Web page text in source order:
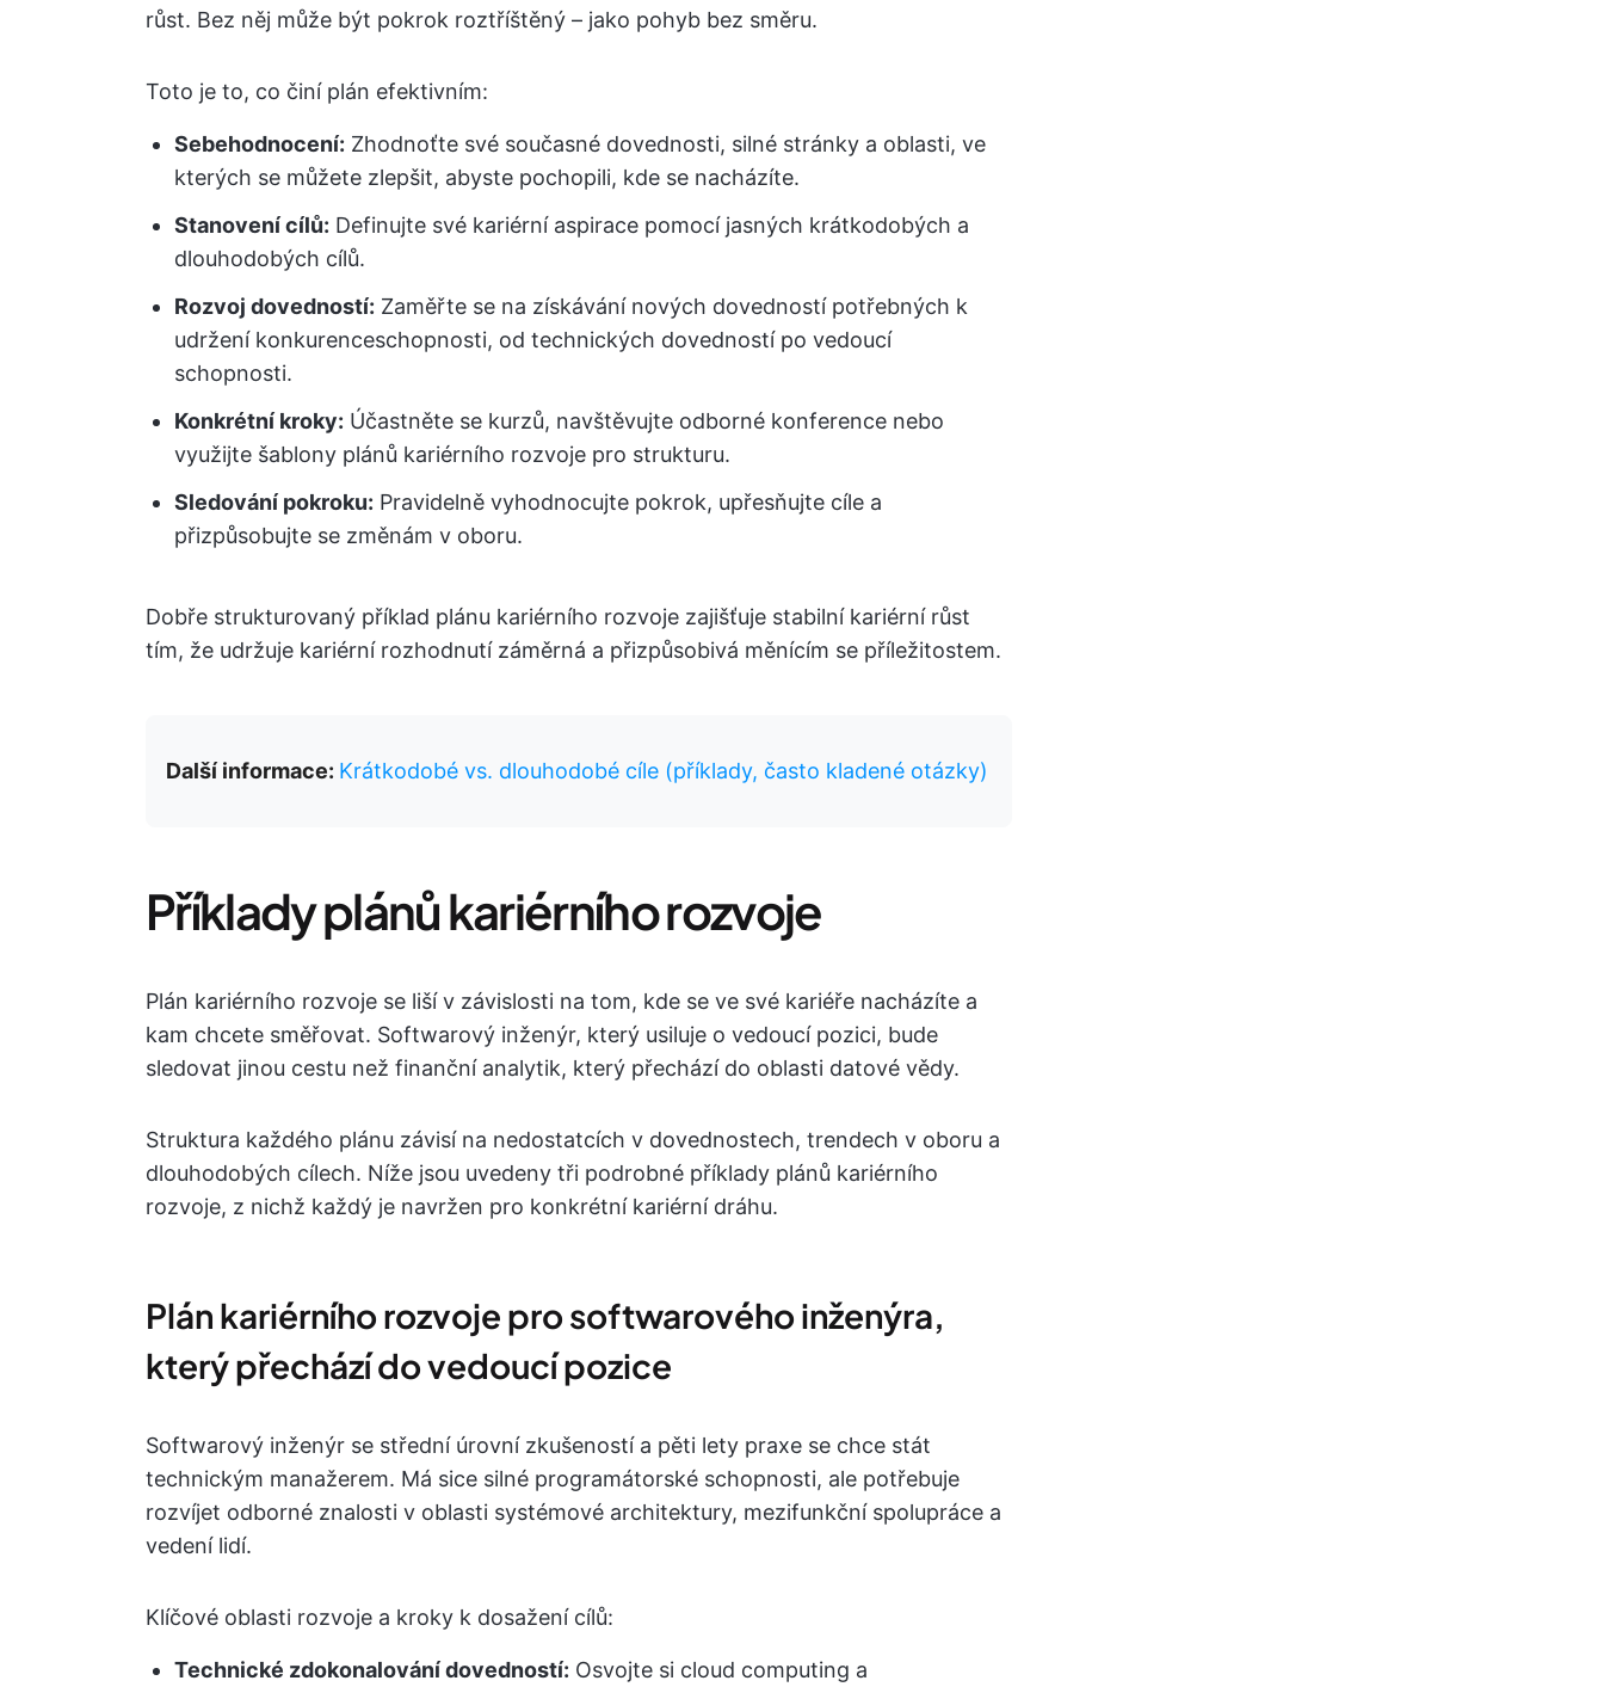
růst. Bez něj může být pokrok roztříštěný – jako pohyb bez směru.
Toto je to, co činí plán efektivním:
Sebehodnocení: Zhodnoťte své současné dovednosti, silné stránky a oblasti, ve
kterých se můžete zlepšit, abyste pochopili, kde se nacházíte.
Stanovení cílů: Definujte své kariérní aspirace pomocí jasných krátkodobých a
dlouhodobých cílů.
Rozvoj dovedností: Zaměřte se na získávání nových dovedností potřebných k
udržení konkurenceschopnosti, od technických dovedností po vedoucí
schopnosti.
Konkrétní kroky: Účastněte se kurzů, navštěvujte odborné konference nebo
využijte šablony plánů kariérního rozvoje pro strukturu.
Sledování pokroku: Pravidelně vyhodnocujte pokrok, upřesňujte cíle a
přizpůsobujte se změnám v oboru.
Dobře strukturovaný příklad plánu kariérního rozvoje zajišťuje stabilní kariérní růst
tím, že udržuje kariérní rozhodnutí záměrná a přizpůsobivá měnícím se příležitostem.
Další informace: Krátkodobé vs. dlouhodobé cíle (příklady, často kladené otázky)
Příklady plánů kariérního rozvoje
Plán kariérního rozvoje se liší v závislosti na tom, kde se ve své kariéře nacházíte a
kam chcete směřovat. Softwarový inženýr, který usiluje o vedoucí pozici, bude
sledovat jinou cestu než finanční analytik, který přechází do oblasti datové vědy.
Struktura každého plánu závisí na nedostatcích v dovednostech, trendech v oboru a
dlouhodobých cílech. Níže jsou uvedeny tři podrobné příklady plánů kariérního
rozvoje, z nichž každý je navržen pro konkrétní kariérní dráhu.
Plán kariérního rozvoje pro softwarového inženýra,
který přechází do vedoucí pozice
Softwarový inženýr se střední úrovní zkušeností a pěti lety praxe se chce stát
technickým manažerem. Má sice silné programátorské schopnosti, ale potřebuje
rozvíjet odborné znalosti v oblasti systémové architektury, mezifunkční spolupráce a
vedení lidí.
Klíčové oblasti rozvoje a kroky k dosažení cílů:
Technické zdokonalování dovedností: Osvojte si cloud computing a